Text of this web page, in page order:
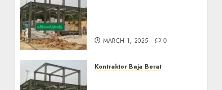
MARCH 1, 2025 0
Kontraktor Baja Berat